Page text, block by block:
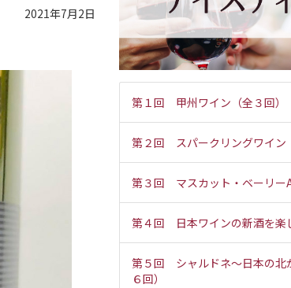
2021年7月2日
第１回 甲州ワイン（全３回）
第２回 スパークリングワイン
第３回 マスカット・ベーリー
第４回 日本ワインの新酒を楽
第５回 シャルドネ～日本の北
６回）